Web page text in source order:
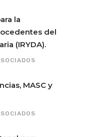
la
del
(IRYDA).
MASC y